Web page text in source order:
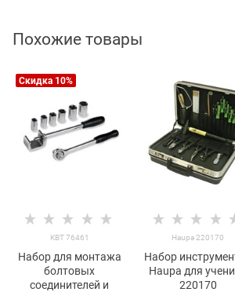
Похожие товары
Скидка 10%
КВТ 76461
Набор для монтажа
болтовых
соединителей и
Haupa 220170
Набор
Haupa для
220170